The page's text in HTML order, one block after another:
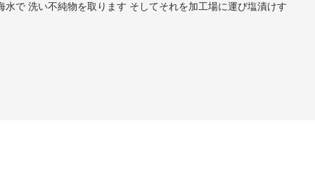
で 洗い不純物を取ります そしてそれを加工場に運び塩漬けす